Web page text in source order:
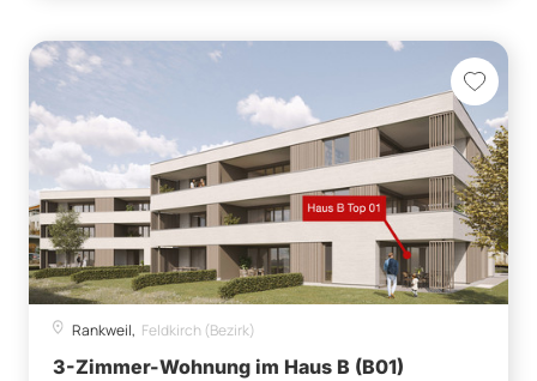
Rankweil, Feldkirch (Bezirk)
3-Zimmer-Wohnung im Haus B (B01)